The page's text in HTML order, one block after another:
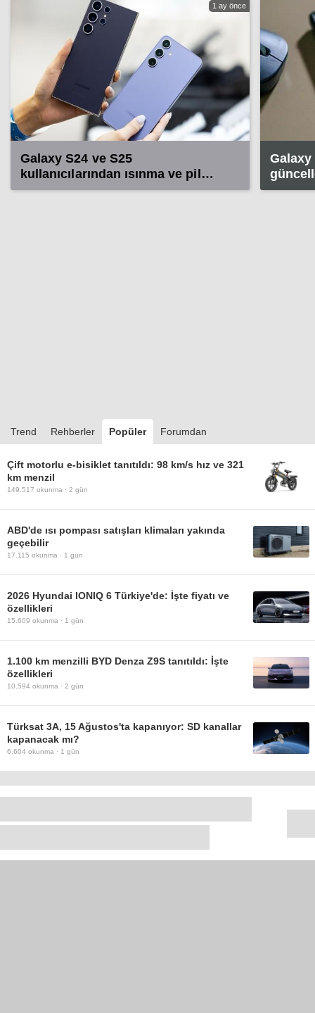
1 ay önce
Galaxy S24 ve S25
kullanıcılarından ısınma ve pil
şikayeti!
Galaxy
Trend Rehberler Popüler Forumdan
Çift motorlu e-bisiklet tanıtıldı: 98 km/s hız ve 321
km menzil
149.517 okunma · 2 gün
ABD'de ısı pompası satışları klimaları yakında
geçebilir
17.115 okunma · 1 gün
2026 Hyundai IONIQ 6 Türkiye'de: İşte fiyatı ve
özellikleri
15.609 okunma · 1 gün
1.100 km menzilli BYD Denza Z9S tanıtıldı: İşte
özellikleri
10.594 okunma · 2 gün
Türksat 3A, 15 Ağustos'ta kapanıyor: SD kanallar
kapanacak mı?
6.604 okunma · 1 gün